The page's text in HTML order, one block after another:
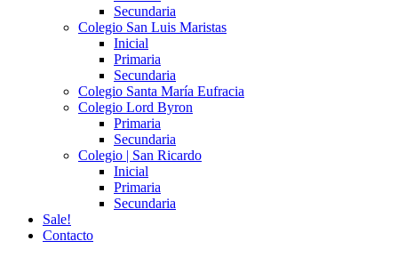
Secundaria
Colegio San Luis Maristas
Inicial
Primaria
Secundaria
Colegio Santa María Eufracia
Colegio Lord Byron
Primaria
Secundaria
Colegio | San Ricardo
Inicial
Primaria
Secundaria
Sale!
Contacto